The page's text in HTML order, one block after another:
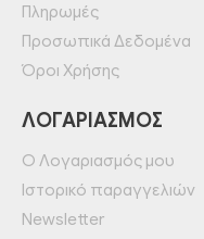
Πληρωμές
Προσωπικά Δεδομένα
Όροι Χρήσης
ΛΟΓΑΡΙΑΣΜΌΣ
Ο Λογαριασμός μου
Ιστορικό παραγγελιών
Newsletter